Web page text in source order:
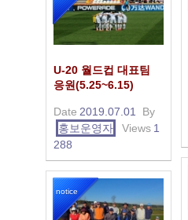
U-20 월드컵 대표팀
응원(5.25~6.15)
Date 2019.07.01
By
홍보운영자
Views 1
288
notice